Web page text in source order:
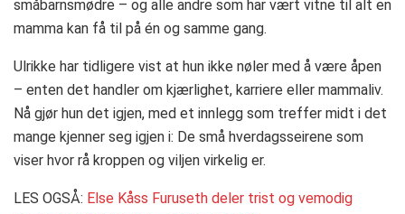
småbarnsmødre – og alle andre som har vært vitne til alt en
mamma kan få til på én og samme gang.
Ulrikke har tidligere vist at hun ikke nøler med å være åpen
– enten det handler om kjærlighet, karriere eller mammaliv.
Nå gjør hun det igjen, med et innlegg som treffer midt i det
mange kjenner seg igjen i: De små hverdagsseirene som
viser hvor rå kroppen og viljen virkelig er.
LES OGSÅ: Else Kåss Furuseth deler trist og vemodig